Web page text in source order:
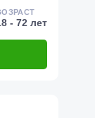
- 72 лет